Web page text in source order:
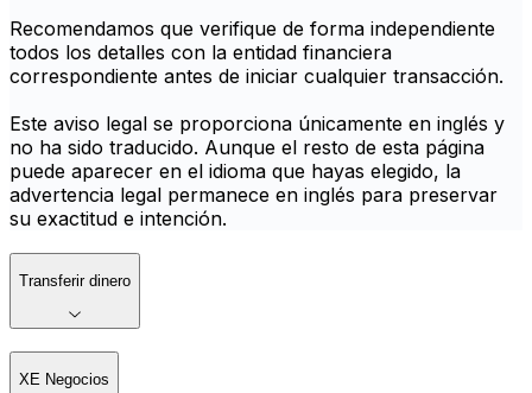
Recomendamos que verifique de forma independiente
todos los detalles con la entidad financiera
correspondiente antes de iniciar cualquier transacción.
Este aviso legal se proporciona únicamente en inglés y
no ha sido traducido. Aunque el resto de esta página
puede aparecer en el idioma que hayas elegido, la
advertencia legal permanece en inglés para preservar
su exactitud e intención.
Transferir dinero
XE Negocios